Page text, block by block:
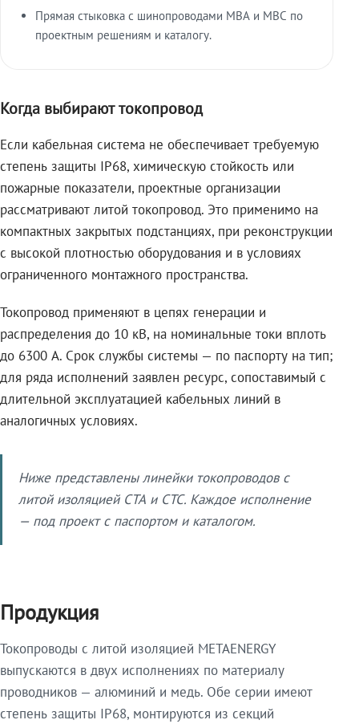
Прямая стыковка с шинопроводами МВА и МВС по
проектным решениям и каталогу.
Когда выбирают токопровод
Если кабельная система не обеспечивает требуемую
степень защиты IP68, химическую стойкость или
пожарные показатели, проектные организации
рассматривают литой токопровод. Это применимо на
компактных закрытых подстанциях, при реконструкции
с высокой плотностью оборудования и в условиях
ограниченного монтажного пространства.
Токопровод применяют в цепях генерации и
распределения до 10 кВ, на номинальные токи вплоть
до 6300 А. Срок службы системы — по паспорту на тип;
для ряда исполнений заявлен ресурс, сопоставимый с
длительной эксплуатацией кабельных линий в
аналогичных условиях.
Ниже представлены линейки токопроводов с
литой изоляцией СТА и СТС. Каждое исполнение
— под проект с паспортом и каталогом.
Продукция
Токопроводы с литой изоляцией METAENERGY
выпускаются в двух исполнениях по материалу
проводников — алюминий и медь. Обе серии имеют
степень защиты IP68, монтируются из секций